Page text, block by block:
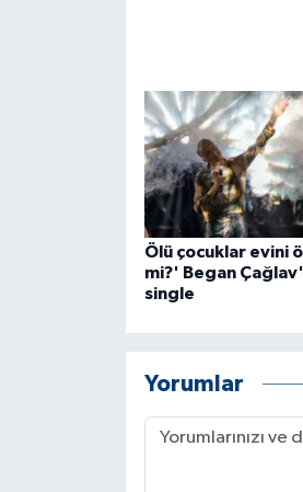
Ölü çocuklar evini
mi?' Began
single
Yorumlar